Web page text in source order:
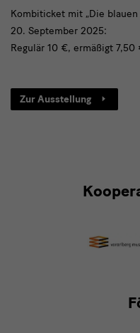
Kombiticket mit „Die blauen
20. September 2025:
Regulär 10 €, ermäßigt
Zur Ausstellung
Förderer